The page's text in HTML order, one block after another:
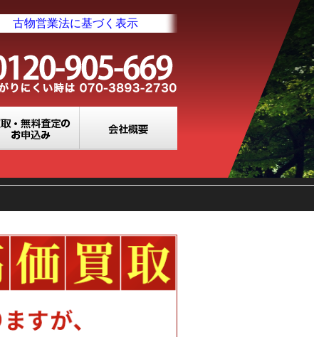
古物営業法に基づく表示